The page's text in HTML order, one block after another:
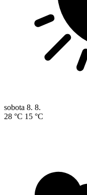
sobota 8. 8.
28 °C 15 °C